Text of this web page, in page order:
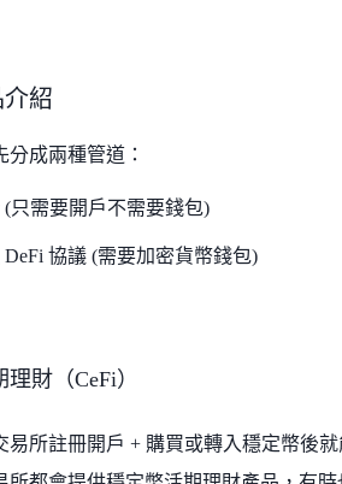
紹
成兩種管道：
只需要開戶不需要錢包)
協議 (需要加密貨幣錢包)
財（CeFi）
易所註冊開戶 + 購買或轉入穩定幣後就